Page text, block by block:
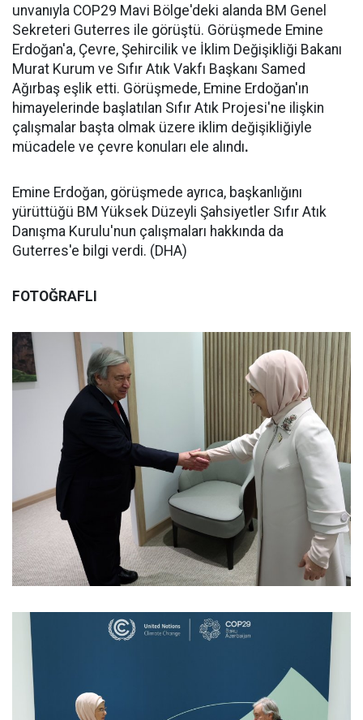
unvanıyla COP29 Mavi Bölge'deki alanda BM Genel
Sekreteri Guterres ile görüştü. Görüşmede Emine
Erdoğan'a, Çevre, Şehircilik ve İklim Değişikliği Bakanı
Murat Kurum ve Sıfır Atık Vakfı Başkanı Samed
Ağırbaş eşlik etti. Görüşmede, Emine Erdoğan'ın
himayelerinde başlatılan Sıfır Atık Projesi'ne ilişkin
çalışmalar başta olmak üzere iklim değişikliğiyle
mücadele ve çevre konuları ele alındı.
Emine Erdoğan, görüşmede ayrıca, başkanlığını
yürüttüğü BM Yüksek Düzeyli Şahsiyetler Sıfır Atık
Danışma Kurulu'nun çalışmaları hakkında da
Guterres'e bilgi verdi. (DHA)
FOTOĞRAFLI